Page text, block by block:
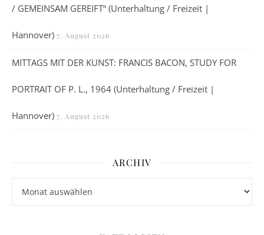
/ GEMEINSAM GEREIFT“ (Unterhaltung / Freizeit |
Hannover) 7. August 2026
MITTAGS MIT DER KUNST: FRANCIS BACON, STUDY FOR
PORTRAIT OF P. L., 1964 (Unterhaltung / Freizeit |
Hannover) 7. August 2026
ARCHIV